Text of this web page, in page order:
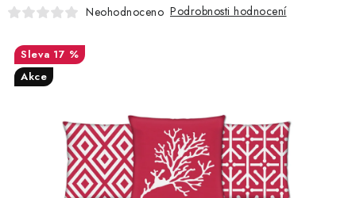
KANCELÁŘ / PRACOVNA
Neohodnoceno Podrobnosti hodnocení
17 %
Akce